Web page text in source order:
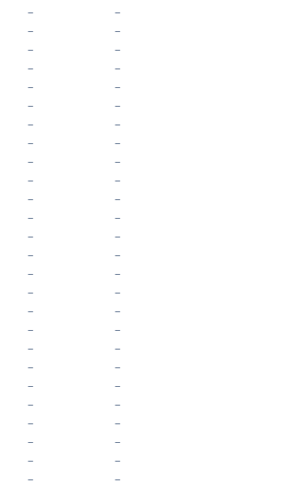
-
-
-
-
-
-
-
-
-
-
-
-
-
-
-
-
-
-
-
-
-
-
-
-
-
-
-
-
-
-
-
-
-
-
-
-
-
-
-
-
-
-
-
-
-
-
-
-
-
-
-
-